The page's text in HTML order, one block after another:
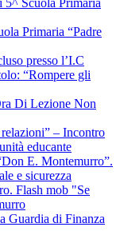
5^ Scuola Primaria
Primaria “Padre
presso l’I.C
“Rompere gli
Di Lezione Non
– Incontro
educante
E. Montemurro”.
e sicurezza
Flash mob "Se
Guardia di Finanza